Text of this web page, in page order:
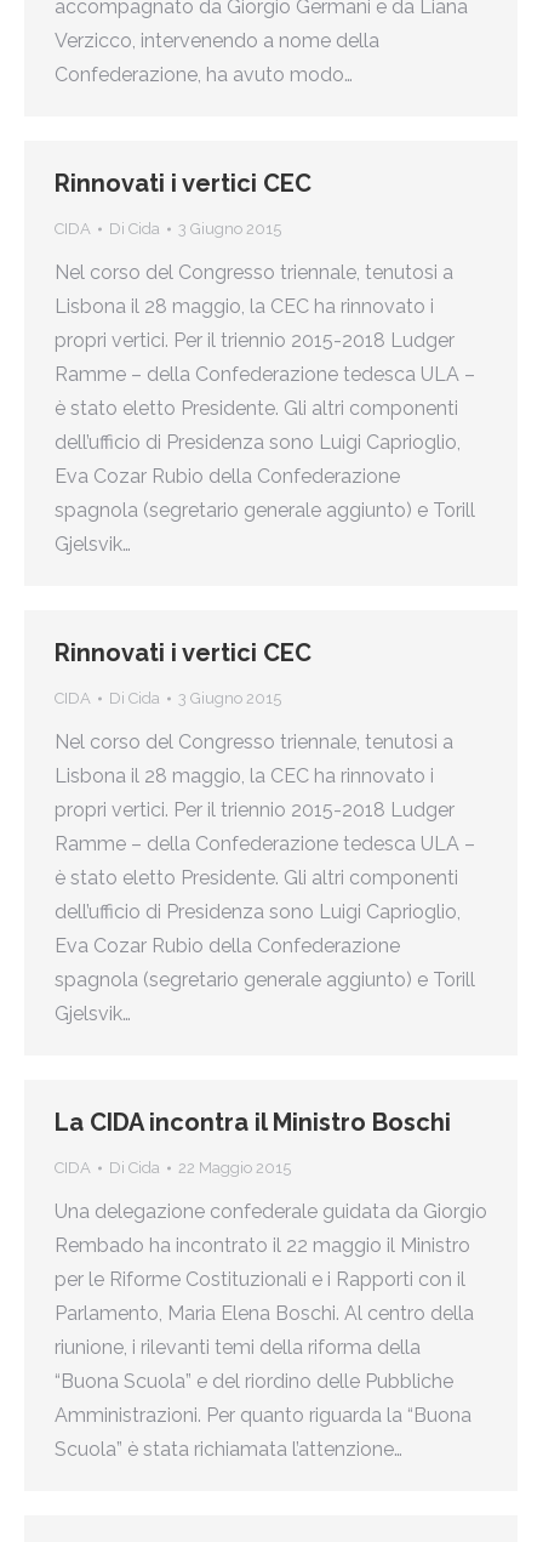
accompagnato da Giorgio Germani e da Liana
Verzicco, intervenendo a nome della
Confederazione, ha avuto modo…
Rinnovati i vertici CEC
CIDA Di Cida 3 Giugno 2015
Nel corso del Congresso triennale, tenutosi a
Lisbona il 28 maggio, la CEC ha rinnovato i
propri vertici. Per il triennio 2015-2018 Ludger
Ramme – della Confederazione tedesca ULA –
è stato eletto Presidente. Gli altri componenti
dell’ufficio di Presidenza sono Luigi Caprioglio,
Eva Cozar Rubio della Confederazione
spagnola (segretario generale aggiunto) e Torill
Gjelsvik…
Rinnovati i vertici CEC
CIDA Di Cida 3 Giugno 2015
Nel corso del Congresso triennale, tenutosi a
Lisbona il 28 maggio, la CEC ha rinnovato i
propri vertici. Per il triennio 2015-2018 Ludger
Ramme – della Confederazione tedesca ULA –
è stato eletto Presidente. Gli altri componenti
dell’ufficio di Presidenza sono Luigi Caprioglio,
Eva Cozar Rubio della Confederazione
spagnola (segretario generale aggiunto) e Torill
Gjelsvik…
La CIDA incontra il Ministro Boschi
CIDA Di Cida 22 Maggio 2015
Una delegazione confederale guidata da Giorgio
Rembado ha incontrato il 22 maggio il Ministro
per le Riforme Costituzionali e i Rapporti con il
Parlamento, Maria Elena Boschi. Al centro della
riunione, i rilevanti temi della riforma della
“Buona Scuola” e del riordino delle Pubbliche
Amministrazioni. Per quanto riguarda la “Buona
Scuola” è stata richiamata l’attenzione…